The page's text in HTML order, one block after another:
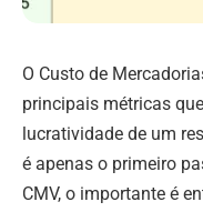
O Custo de
principais métricas
lucratividade de um
é apenas o primeiro
CMV, o importante é